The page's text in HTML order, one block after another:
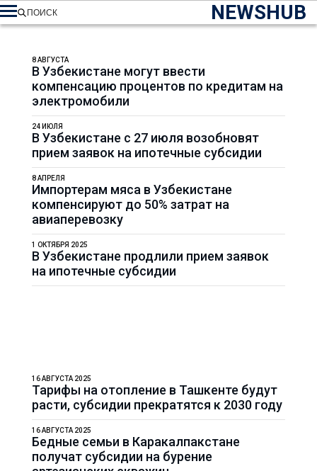
NEWSHUB
ПОИСК
В Узбекистане могут ввести
компенсацию процентов по кредитам на
электромобили
8 АВГУСТА
В Узбекистане с 27 июля возобновят
прием заявок на ипотечные субсидии
24 ИЮЛЯ
Импортерам мяса в Узбекистане
компенсируют до 50% затрат на
авиаперевозку
8 АПРЕЛЯ
В Узбекистане продлили прием заявок
на ипотечные субсидии
1 ОКТЯБРЯ 2025
Тарифы на отопление в Ташкенте будут
расти, субсидии прекратятся к 2030 году
16 АВГУСТА 2025
Бедные семьи в Каракалпакстане
получат субсидии на бурение
16 АВГУСТА 2025